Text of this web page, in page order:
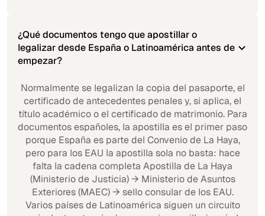
¿Qué documentos tengo que apostillar o
legalizar desde España o Latinoamérica antes de
empezar?
Normalmente se legalizan la copia del pasaporte, el
certificado de antecedentes penales y, si aplica, el
título académico o el certificado de matrimonio. Para
documentos españoles, la apostilla es el primer paso
porque España es parte del Convenio de La Haya,
pero para los EAU la apostilla sola no basta: hace
falta la cadena completa Apostilla de La Haya
(Ministerio de Justicia) → Ministerio de Asuntos
Exteriores (MAEC) → sello consular de los EAU.
Varios países de Latinoamérica siguen un circuito